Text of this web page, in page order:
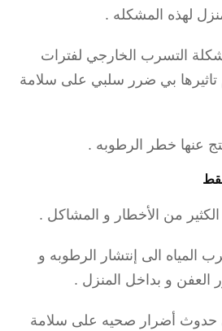
لهذه المشكله .
التسرب الخارجي لفترات
بي ضرر سلبي على سلامة
عنها خطر الرطوبه .
من الأخطار و المشاكل .
الى إنتشار الرطوبه و
العفن و بداخل المنزل .
حدوث أضرار صحيه على سلامة